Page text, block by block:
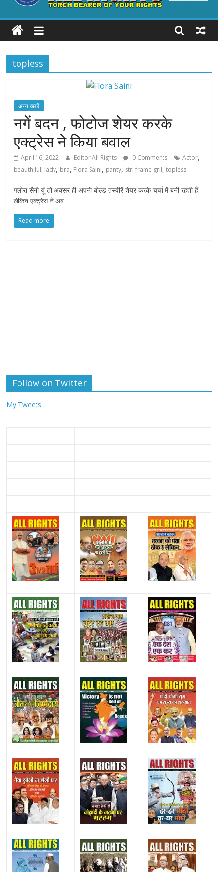
ALL
RIGHTS
Torch
your
Rights
topless
अन्य खबरें
नगें बदन , फोटोज शेयर करके
एक्ट्रेस ने किया बवाल
April 16, 2022 Editor All Rights 0 Comments Actor,
beauthifull lady, bra, Flora Saini, panty, stri frame gril,topless
फ्लोरा सैनी यूं तो अक्सर ही अपनी बोल्ड तस्वीरें शेयर करके चर्चा में बनी रहती हैं.
लेकिन एक्ट्रेस ने अब
Read more
Follow on Twitter
My Tweets